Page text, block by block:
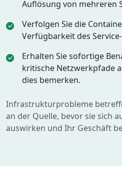
Auflösung von mehreren
Verfolgen Sie die
Verfügbarkeit des
Erhalten Sie sofortige
kritische Netzwerkpfade
dies bemerken.
Infrastrukturprobleme
an der Quelle, bevor sie sich
auswirken und Ihr Geschäft